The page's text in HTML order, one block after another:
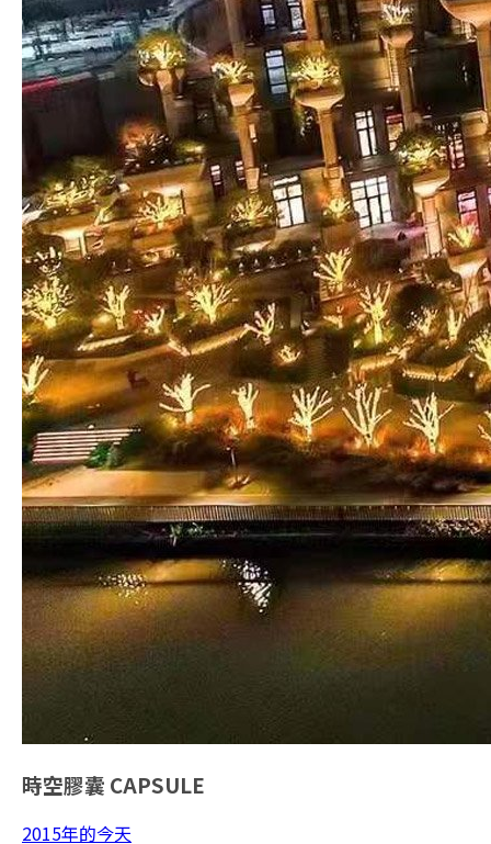
時空膠囊 CAPSULE
2015年的今天